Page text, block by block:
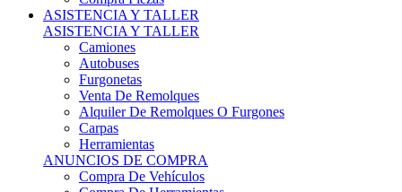
ASISTENCIA Y TALLER
Camiones
Autobuses
Furgonetas
Venta De Remolques
Alquiler De Remolques O Furgones
Carpas
Herramientas
ANUNCIOS DE COMPRA
Compra De Vehículos
Compra De Herramientas